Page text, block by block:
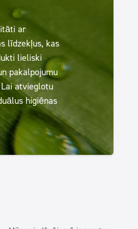
ar
līdzekļus, kas
lieliski
pakalpojumu
atvieglotu
higiēnas